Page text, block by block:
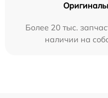
Более 20 тыс.
наличии на